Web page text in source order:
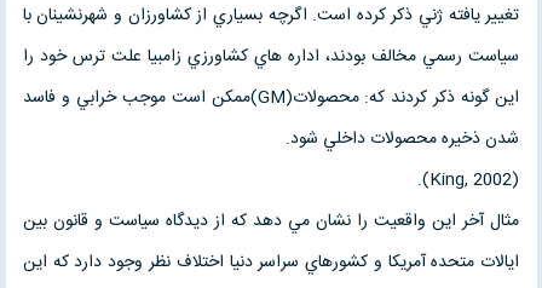
تغيير يافته ژني ذكر كرده است. اگرچه بسياري از كشاورزان و شهرنشينان با
سياست رسمي مخالف بودند، اداره هاي كشاورزي زامبيا علت ترس خود را
اين گونه ذكر كردند كه: محصولات(GM)ممكن است موجب خرابي و فاسد
شدن ذخيره محصولات داخلي شود.
(King, 2002).
مثال آخر اين واقعيت را نشان مي دهد كه از ديدگاه سياست و قانون بين
ايالات متحده آمريكا و كشورهاي سراسر دنيا اختلاف نظر وجود دارد كه اين